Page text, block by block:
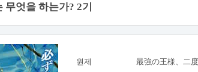
엇을 하는가? 2기
원제
最強の王様、二